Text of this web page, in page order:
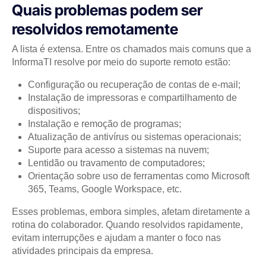
Quais problemas podem ser
resolvidos remotamente
A lista é extensa. Entre os chamados mais comuns que a
InformaTI resolve por meio do suporte remoto estão:
Configuração ou recuperação de contas de e-mail;
Instalação de impressoras e compartilhamento de
dispositivos;
Instalação e remoção de programas;
Atualização de antivírus ou sistemas operacionais;
Suporte para acesso a sistemas na nuvem;
Lentidão ou travamento de computadores;
Orientação sobre uso de ferramentas como Microsoft
365, Teams, Google Workspace, etc.
Esses problemas, embora simples, afetam diretamente a
rotina do colaborador. Quando resolvidos rapidamente,
evitam interrupções e ajudam a manter o foco nas
atividades principais da empresa.